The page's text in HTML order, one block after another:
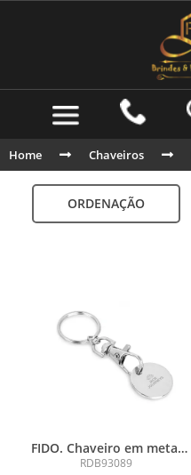
Home Chaveiros
ORDENAÇÃO
FIDO. Chaveiro em metal
com formato de moeda
RDB93089